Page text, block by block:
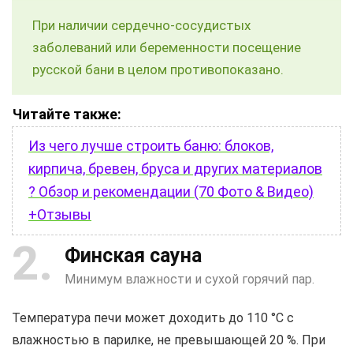
При наличии сердечно-сосудистых
заболеваний или беременности посещение
русской бани в целом противопоказано.
Читайте также:
Из чего лучше строить баню: блоков,
кирпича, бревен, бруса и других материалов
? Обзор и рекомендации (70 Фото & Видео)
+Отзывы
2 Финская сауна
Минимум влажности и сухой горячий пар.
Температура печи может доходить до 110 °C с
влажностью в парилке, не превышающей 20 %. При